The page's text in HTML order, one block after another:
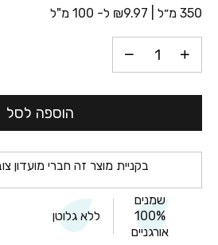
350 מ״ל | ₪9.97 ל- 100 מ"ל
הוספה לסל
בקניית מוצר זה חברי מועדון
שמנים
100%
אורגניים
ללא גלוטן